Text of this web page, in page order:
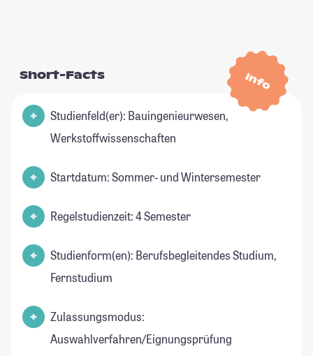
Info
Short-Facts
Studienfeld(er): Bauingenieurwesen,
Werkstoffwissenschaften
Startdatum: Sommer- und Wintersemester
Regelstudienzeit: 4 Semester
Studienform(en): Berufsbegleitendes Studium,
Fernstudium
Zulassungsmodus:
Auswahlverfahren/Eignungsprüfung